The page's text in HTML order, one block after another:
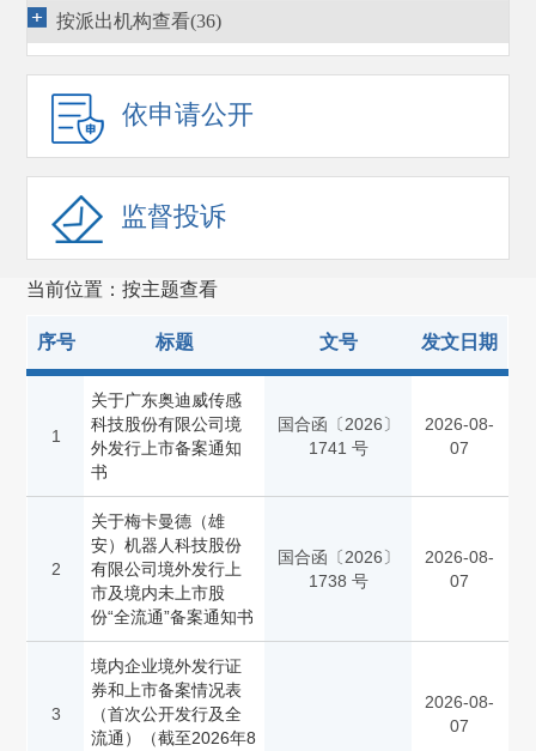
期货监管(1296)
债券监管(3663)
行政执法(3269)
行政复议(1540)
国际合作(1869)
证券服务机构监管(257)
其他(473)
按派出机构查看(36)
依申请公开
监督投诉
当前位置：按主题查看
序号 标题 文号 发文日期
1
关于广东奥迪威传感
科技股份有限公司境
外发行上市备案通知
书
国合函〔2026〕
1741 号
2026-08-
07
2
关于梅卡曼德（雄
安）机器人科技股份
有限公司境外发行上
市及境内未上市股
份“全流通”备案通知书
国合函〔2026〕
1738 号
2026-08-
07
3
境内企业境外发行证
券和上市备案情况表
（首次公开发行及全
流通）（截至2026年8
2026-08-
07